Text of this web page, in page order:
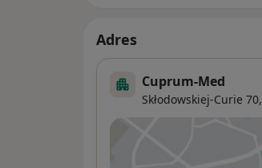
Adres
Cuprum-Med
Skłodowskiej-Curie 70,